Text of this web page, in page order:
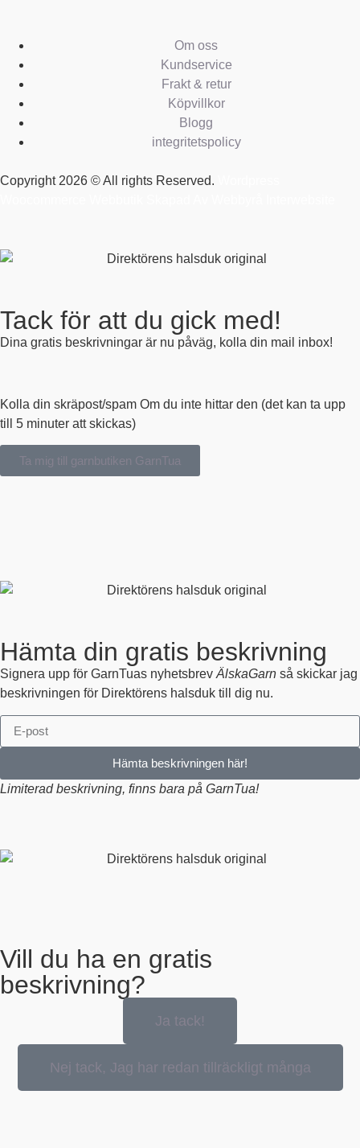
Om oss
Kundservice
Frakt & retur
Köpvillkor
Blogg
integritetspolicy
Copyright 2026 © All rights Reserved.
Tack för att du gick med!
Dina gratis beskrivningar är nu påväg, kolla din mail inbox!
Kolla din skräpost/spam Om du inte hittar den (det kan ta upp
till 5 minuter att skickas)
Ta mig till garnbutiken GarnTua
Hämta din gratis beskrivning
Signera upp för GarnTuas nyhetsbrev ÄlskaGarn så skickar jag
beskrivningen för Direktörens halsduk till dig nu.
Hämta beskrivningen här!
Limiterad beskrivning, finns bara på GarnTua!
Vill du ha en gratis
beskrivning?
Ja tack!
Nej tack, Jag har redan tillräckligt många